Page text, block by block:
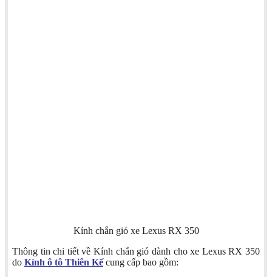
Kính chắn gió xe Lexus RX 350
Thông tin chi tiết về Kính chắn gió dành cho xe Lexus RX 350
do Kính ô tô Thiên Kếcung cấp bao gồm: